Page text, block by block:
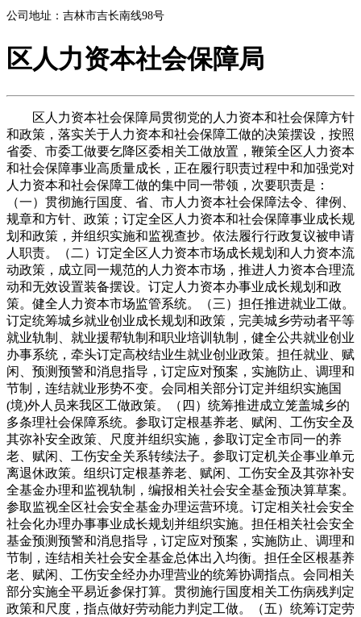
公司地址：吉林市吉长南线98号
区人力资本社会保障局
区人力资本社会保障局贯彻党的人力资本和社会保障方针
和政策，落实关于人力资本和社会保障工做的决策摆设，按照
省委、市委工做要乞降区委相关工做放置，鞭策全区人力资本
和社会保障事业高质量成长，正在履行职责过程中和加强党对
人力资本和社会保障工做的集中同一带领，次要职责是：
（一）贯彻施行国度、省、市人力资本社会保障法令、律例、
规章和方针、政策；订定全区人力资本和社会保障事业成长规
划和政策，并组织实施和监视查抄。依法履行行政复议被申请
人职责。（二）订定全区人力资本市场成长规划和人力资本流
动政策，成立同一规范的人力资本市场，推进人力资本合理流
动和无效设置装备摆设。订定人力资本办事业成长规划和政
策。健全人力资本市场监管系统。（三）担任推进就业工做。
订定统筹城乡就业创业成长规划和政策，完美城乡劳动者平等
就业轨制、就业援帮轨制和职业培训轨制，健全公共就业创业
办事系统，牵头订定高校结业生就业创业政策。担任就业、赋
闲、预测预警和消息指导，订定应对预案，实施防止、调理和
节制，连结就业形势不变。会同相关部分订定并组织实施国
(境)外人员来我区工做政策。（四）统筹推进成立笼盖城乡的
多条理社会保障系统。参取订定根基养老、赋闲、工伤安全及
其弥补安全政策、尺度并组织实施，参取订定全市同一的养
老、赋闲、工伤安全关系转续法子。参取订定机关企事业单元
离退休政策。组织订定根基养老、赋闲、工伤安全及其弥补安
全基金办理和监视轨制，编报相关社会安全基金预决算草案。
参取监视全区社会安全基金办理运营环境。订定相关社会安全
社会化办理办事事业成长规划并组织实施。担任相关社会安全
基金预测预警和消息指导，订定应对预案，实施防止、调理和
节制，连结相关社会安全基金总体出入均衡。担任全区根基养
老、赋闲、工伤安全经办办理营业的统筹协调指点。会同相关
部分实施全平易近参保打算。贯彻施行国度相关工伤病残判定
政策和尺度，指点做好劳动能力判定工做。（五）统筹订定劳